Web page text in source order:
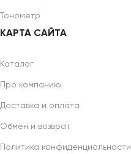
Тонометр
КАРТА САЙТА
Каталог
Про компанию
Доставка и оплата
Обмен и возврат
Политика конфиденциальности